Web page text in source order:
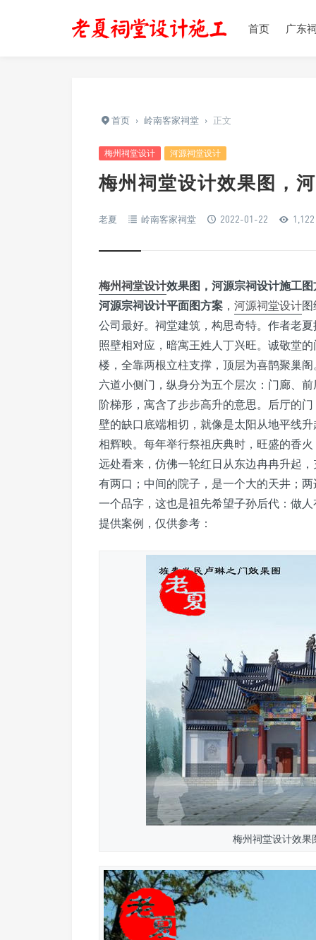
首页 广东
首页 › 岭南客家祠堂 › 正文
梅州祠堂设计 河源祠堂设计
梅州祠堂设计效果图，
老夏 岭南客家祠堂 2022-01-22 1,122
梅州祠堂设计效果图，河源宗祠设计施工
河源宗祠设计平面图方案 ， 河源祠堂设计
公司最好。祠堂建筑，构思奇特。作者老
照壁相对应，暗寓王姓人丁兴旺。诚敬堂
楼，全靠两根立柱支撑，顶层为喜鹊聚巢
六道小侧门，纵身分为五个层次：门廊、
阶梯形，寓含了步步高升的意思。后厅的
壁的缺口底端相切，就像是太阳从地平线
相辉映。每年举行祭祖庆典时，旺盛的香
远处看来，仿佛一轮红日从东边冉冉升起
有两口；中间的院子，是一个大的天井；
一个品字，这也是祖先希望子孙后代：做
提供案例，仅供参考：
梅州祠堂设计效果